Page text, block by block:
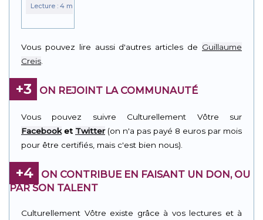
Vous pouvez lire aussi d'autres articles de Guillaume
Creis
+3 ON REJOINT LA COMMUNAUTÉ
Vous pouvez suivre Culturellement Vôtre sur
Facebooket Twitter(on n'a pas payé 8 euros par mois
pour être certifiés, mais c'est bien nous).
+4
ON CONTRIBUE EN FAISANT UN DON, OU
PAR SON TALENT
Culturellement Vôtre existe grâce à vos lectures et à